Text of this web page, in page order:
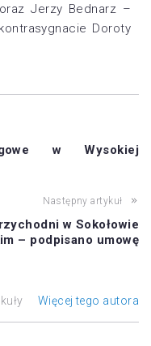
Jerzy Bednarz –
Doroty
w Wysokiej
Następny artykuł
w Sokołowie
– podpisano umowę
Więcej tego autora